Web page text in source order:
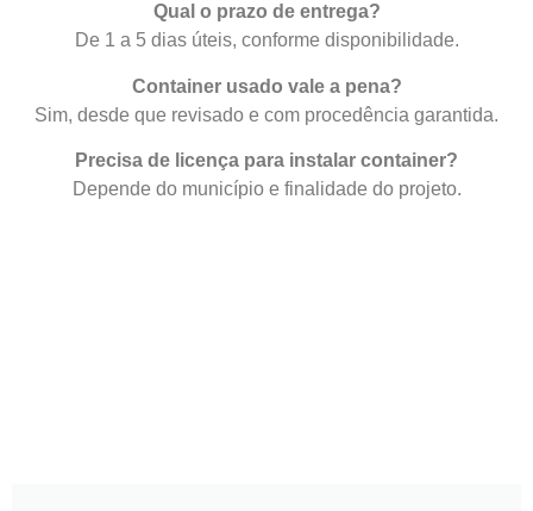
Qual o prazo de entrega?
De 1 a 5 dias úteis, conforme disponibilidade.
Container usado vale a pena?
Sim, desde que revisado e com procedência garantida.
Precisa de licença para instalar container?
Depende do município e finalidade do projeto.